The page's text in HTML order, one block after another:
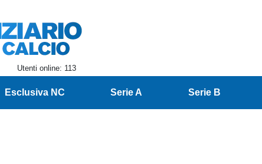
Utenti online: 113
Esclusiva NC Serie A Serie B